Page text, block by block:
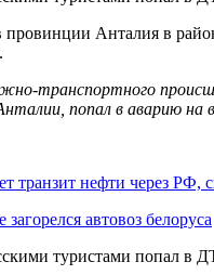
Анталия в
транспортного
попал в аварию на
транзит нефти через РФ,
автовоз белоруса